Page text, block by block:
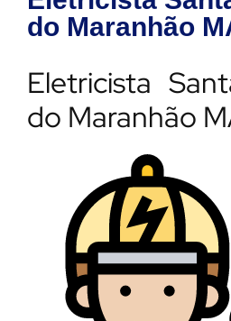
do Maranhão
Eletricista
do Maranhão